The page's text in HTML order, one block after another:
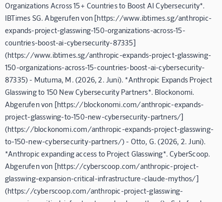
Organizations Across 15+ Countries to Boost AI Cybersecurity*.
IBTimes SG. Abgerufen von [https://www.ibtimes.sg/anthropic-
expands-project-glasswing-150-organizations-across-15-
countries-boost-ai-cybersecurity-87335]
(https://www.ibtimes.sg/anthropic-expands-project-glasswing-
150-organizations-across-15-countries-boost-ai-cybersecurity-
87335) - Mutuma, M. (2026, 2. Juni). *Anthropic Expands Project
Glasswing to 150 New Cybersecurity Partners*. Blockonomi.
Abgerufen von [https://blockonomi.com/anthropic-expands-
project-glasswing-to-150-new-cybersecurity-partners/]
(https://blockonomi.com/anthropic-expands-project-glasswing-
to-150-new-cybersecurity-partners/) - Otto, G. (2026, 2. Juni).
*Anthropic expanding access to Project Glasswing*. CyberScoop.
Abgerufen von [https://cyberscoop.com/anthropic-project-
glasswing-expansion-critical-infrastructure-claude-mythos/]
(https://cyberscoop.com/anthropic-project-glasswing-